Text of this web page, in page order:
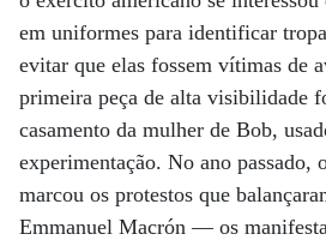
em uniformes para identificar
evitar que elas fossem vítimas de
primeira peça de alta visibilidade
casamento da mulher de Bob,
experimentação. No ano passado,
marcou os protestos que
Emmanuel Macrón — os